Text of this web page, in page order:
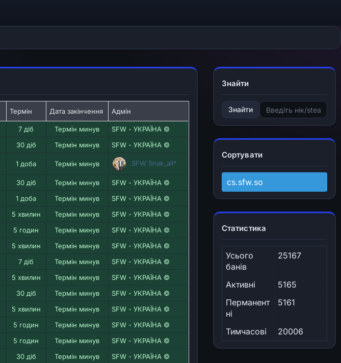
Термін Дата закінчення Адмін
7 діб Термін минув
SFW - УКРАЇНА ©
30 діб Термін минув SFW - УКРАЇНА ©
1 доба Термін минув SFW Shak_all*
30 діб Термін минув
SFW - УКРАЇНА ©
1 доба Термін минув
SFW - УКРАЇНА ©
5 хвилин Термін минув
SFW - УКРАЇНА ©
5 годин Термін минув
SFW - УКРАЇНА ©
5 хвилин Термін минув
SFW - УКРАЇНА ©
7 діб Термін минув
SFW - УКРАЇНА ©
5 хвилин Термін минув
SFW - УКРАЇНА ©
30 діб Термін минув
SFW - УКРАЇНА ©
5 хвилин Термін минув
SFW - УКРАЇНА ©
5 годин Термін минув
SFW - УКРАЇНА ©
5 годин Термін минув
SFW - УКРАЇНА ©
30 діб Термін минув
SFW - УКРАЇНА ©
Знайти
Знайти
Сортувати
cs.sfw.so
Статистика
Усього
банів
25167
Активні
5165
Перманент
ні
5161
Тимчасові 20006